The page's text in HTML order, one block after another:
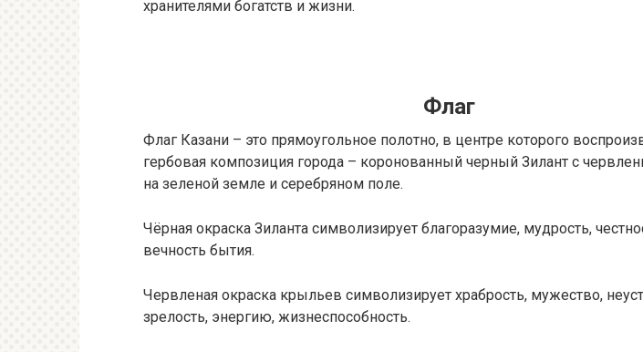
хранителями богатств и жизни.
Флаг
Флаг Казани – это прямоугольное полотно, в центре которого
гербовая композиция города – коронованный черный Зилант с
на зеленой земле и серебряном поле.
Чёрная окраска Зиланта символизирует благоразумие, мудрость,
вечность бытия.
Червленая окраска крыльев символизирует храбрость, мужество,
зрелость, энергию, жизнеспособность.